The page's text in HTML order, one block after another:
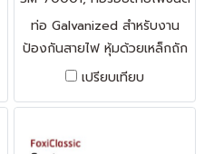
เหล็กถักหุ้ม
ท่อ Galvanized สำหรับงาน
ป้องกันสายไฟ หุ้มด้วยเหล็กถัก
ขนาด 1/4-2 นิ้ว ทนอุณหภูมิ
เปรียบเทียบ